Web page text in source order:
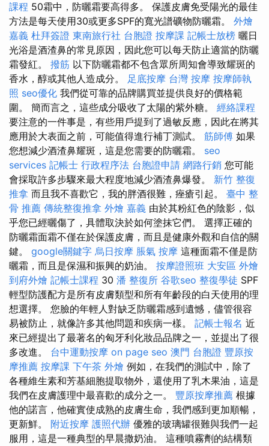
課程 50霜中，防曬霜要高得多。 保護皮膚免受陽光的最佳
方法是每天使用30或更多SPF的寬光譜礦物防曬霜。 外燴
嘉義 杜拜簽證 東南旅行社 台胞證 按摩課 記帳士放榜 曬日
光浴是酒渣鼻的常見原因，因此您可以每天防止適當的防曬
霜發紅。 撥筋 以下防曬霜都不包含眾所周知會導致耀斑的
香水，醇或其他人造成分。 足底按摩 台灣 按摩 按摩師執
照 seo優化 我們從可靠的品牌購買並提供良好的價格範
圍。 簡而言之，這些成分吸收了太陽的紫外糖。 經絡課程
要注意的一件事是，有些用戶提到了過敏反應，因此在將其
應用於大表面之前，可能值得進行補丁測試。 筋師傅 如果
您想減少酒渣鼻耀斑，這是您需要的防曬霜。 seo
services 記帳士 行政程序法 台胞證申請 網路行銷 您可能
會採取許多步驟來最大程度地減少酒渣鼻爆發。 新竹 整復
推拿 而且我不喜歡它，我的胖酒很難，痤瘡引起。 臺中 整
骨 推薦 傳統整復推拿 外燴 嘉義 由於其粉紅色的陰影，似
乎您已經曬傷了，具體取決於如何塗抹它們。 選擇正確的
防曬霜面霜不僅在於保護皮膚，而且是健康外觀和自信的關
鍵。 google關鍵字 烏日按摩 脹氣 按摩 這種面霜不僅是防
曬霜，而且是保濕和振興的奶油。 按摩證照班 大安區 外燴
到府外燴 記帳士課程 30 潘 整復所 谷歌seo 整復學徒 SPF
輕型防護配方是所有皮膚類型和所有年齡段的白天使用的理
想選擇。 您臉的年輕人對缺乏防曬霜感到遺憾，儘管很容
易被防止，就像許多其他問題和疾病一樣。 記帳士報名 近
來已經提出了最著名的匈牙利化妝品品牌之一，並提出了很
多改進。 台中運動按摩 on page seo 澳門 台胞證 豐原按
摩推薦 按摩課 下午茶 外燴 例如，在我們的測試中，除了
各種維生素和芳基細胞提取物外，還使用了乳木果油，這是
我們在皮膚護理中最喜歡的成分之一。 豐原按摩推薦 根據
他的諾言，他確實使成熟的皮膚生命，我們感到更加順暢，
更新鮮。 附近按摩 護照代辦 優雅的玻璃罐很難與我們一起
服用，這是一種典型的早晨撒奶油。 這種噴霧劑的結構類